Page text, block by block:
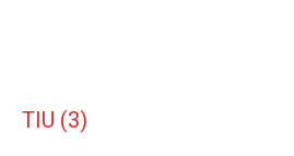
TIU (3)